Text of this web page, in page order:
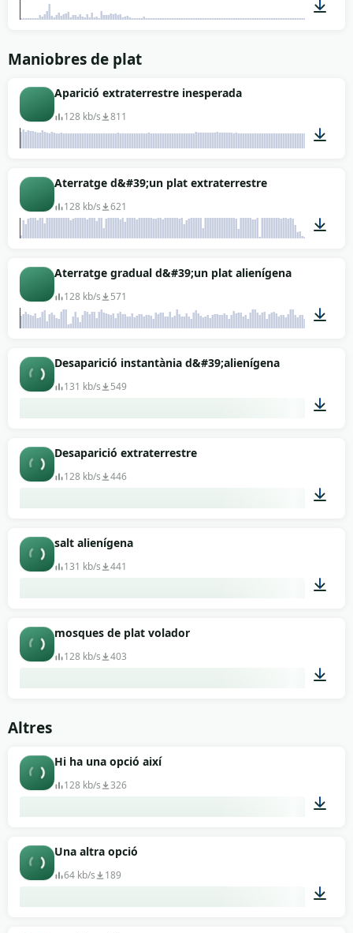
Maniobres de plat
Aparició extraterrestre inesperada
128 kb/s 811
Aterratge d&#39;un plat extraterrestre
128 kb/s 621
Aterratge gradual d&#39;un plat alienígena
128 kb/s 571
Desaparició instantània d&#39;alienígena
131 kb/s 549
Desaparició extraterrestre
128 kb/s 446
salt alienígena
131 kb/s 441
mosques de plat volador
128 kb/s 403
Altres
Hi ha una opció així
128 kb/s 326
Una altra opció
64 kb/s 189